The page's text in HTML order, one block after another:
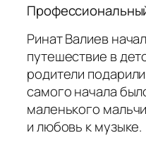
Ринат Валиев
путешествие в
родители
самого начала
маленького
и любовь к музыке.